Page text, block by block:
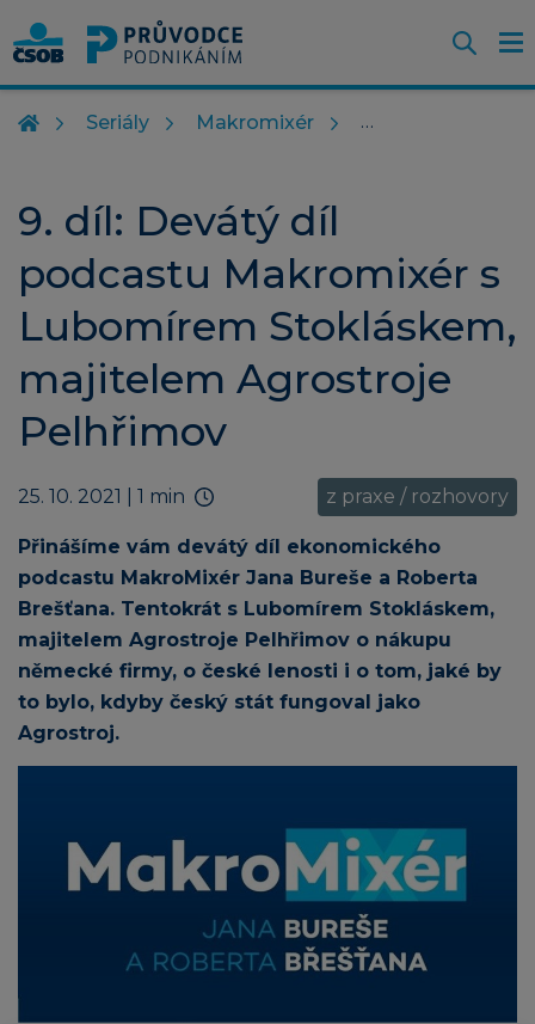
Seriály Makromixér
9. díl: Devátý díl
podcastu Makromixér s
Lubomírem Stokláskem,
majitelem Agrostroje
Pelhřimov
25. 10. 2021 | 1 min z praxe / rozhovory
Přinášíme vám devátý díl ekonomického
podcastu MakroMixér Jana Bureše a Roberta
Brešťana. Tentokrát s Lubomírem Stokláskem,
majitelem Agrostroje Pelhřimov o nákupu
německé firmy, o české lenosti i o tom, jaké by
to bylo, kdyby český stát fungoval jako
Agrostroj.